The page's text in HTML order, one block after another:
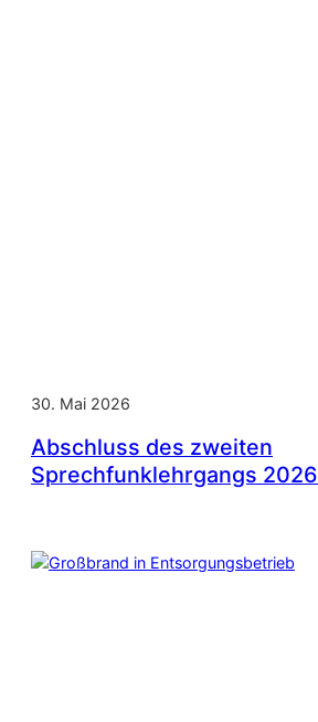
30. Mai 2026
Abschluss des zweiten
Sprechfunklehrgangs 2026